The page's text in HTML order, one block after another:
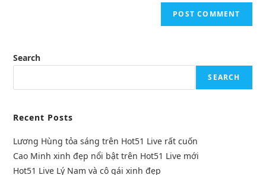
Search
SEARCH
Recent Posts
Lương Hùng tỏa sáng trên Hot51 Live rất cuốn
Cao Minh xinh đẹp nổi bật trên Hot51 Live mới
Hot51 Live Lý Nam và cô gái xinh đẹp